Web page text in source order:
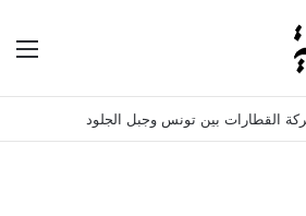
القطارات بين تونس وجبل الجلود